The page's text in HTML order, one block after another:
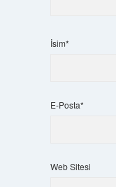
İsim*
E-Posta*
Web Sitesi